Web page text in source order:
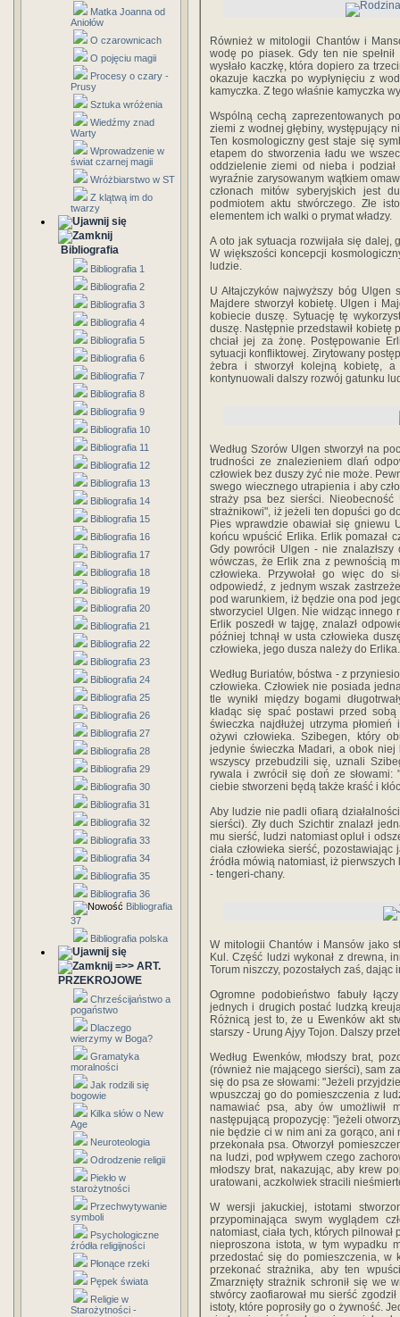
Matka Joanna od
Aniołów
O czarownicach
O pojęciu magii
Procesy o czary -
Prusy
Sztuka wróżenia
Wiedźmy znad
Warty
Wprowadzenie w
świat czarnej magii
Wróżbiarstwo w ST
Z klątwą im do
twarzy
Bibliografia
Bibliografia 1
Bibliografia 2
Bibliografia 3
Bibliografia 4
Bibliografia 5
Bibliografia 6
Bibliografia 7
Bibliografia 8
Bibliografia 9
Bibliografia 10
Bibliografia 11
Bibliografia 12
Bibliografia 13
Bibliografia 14
Bibliografia 15
Bibliografia 16
Bibliografia 17
Bibliografia 18
Bibliografia 19
Bibliografia 20
Bibliografia 21
Bibliografia 22
Bibliografia 23
Bibliografia 24
Bibliografia 25
Bibliografia 26
Bibliografia 27
Bibliografia 28
Bibliografia 29
Bibliografia 30
Bibliografia 31
Bibliografia 32
Bibliografia 33
Bibliografia 34
Bibliografia 35
Bibliografia 36
Bibliografia
37
Bibliografia polska
=>> ART.
PRZEKROJOWE
Chrześcijaństwo a
pogaństwo
Dlaczego
wierzymy w Boga?
Gramatyka
moralności
Jak rodzili się
bogowie
Kilka słów o New
Age
Neuroteologia
Odrodzenie religii
Piekło w
starożytności
Przechwytywanie
symboli
Psychologiczne
źródła religijności
Płonące rzeki
Pępek świata
Religie w
Starożytności -
Również w mitologii Chantów i
wodę po piasek. Gdy ten nie
wysłało kaczkę, która dopiero za
okazuje kaczka po wypłynięciu z
kamyczka. Z tego właśnie kamyczka
Wspólną cechą zaprezentowanych
ziemi z wodnej głębiny, występujący
Ten kosmologiczny gest staje się
etapem do stworzenia ładu we
oddzielenie ziemi od nieba i podział
wyraźnie zarysowanym wątkiem
członach mitów syberyjskich jest
podmiotem aktu stwórczego. Złe
elementem ich walki o prymat władzy.
A oto jak sytuacja rozwijała się
W większości koncepcji
ludzie.
U Ałtajczyków najwyższy bóg Ulgen
Majdere stworzył kobietę. Ulgen i
kobiecie duszę. Sytuację tę
duszę. Następnie przedstawił kobietę
chciał jej za żonę. Postępowanie
sytuacji konfliktowej. Zirytowany
żebra i stworzył kolejną kobietę,
kontynuowali dalszy rozwój gatunku
Według Szorów Ulgen stworzył na
trudności ze znalezieniem dlań
człowiek bez duszy żyć nie może.
swego wiecznego utrapienia i aby
straży psa bez sierści. Nieobecność
strażnikowi", iż jeżeli ten dopuści go
Pies wprawdzie obawiał się gniewu
końcu wpuścić Erlika. Erlik pomazał
Gdy powrócił Ulgen - nie
wówczas, że Erlik zna z pewnością
człowieka. Przywołał go więc do
odpowiedź, z jednym wszak
pod warunkiem, iż będzie ona pod
stworzyciel Ulgen. Nie widząc innego
Erlik poszedł w tajgę, znalazł
później tchnął w usta człowieka
człowieka, jego dusza należy do Erlika.
Według Buriatów, bóstwa - z
człowieka. Człowiek nie posiada
tle wynikł między bogami
kładąc się spać postawi przed
świeczka najdłużej utrzyma
ożywi człowieka. Szibegen, który
jedynie świeczka Madari, a obok niej
wszyscy przebudzili się, uznali
rywala i zwrócił się doń ze
ciebie stworzeni będą także kraść i
Aby ludzie nie padli ofiarą
sierści). Zły duch Szichtir znalazł
mu sierść, ludzi natomiast opluł i
ciała człowieka sierść,
źródła mówią natomiast, iż
- tengeri-chany.
W mitologii Chantów i Mansów jako
Kul. Część ludzi wykonał z drewna,
Torum niszczy, pozostałych zaś, dając
Ogromne podobieństwo fabuły
jednych i drugich postać ludzką
Różnicą jest to, że u Ewenków akt
starszy - Urung Ajyy Tojon. Dalszy
Według Ewenków, młodszy brat,
(również nie mającego sierści), sam
się do psa ze słowami: "Jeżeli
wpuszczaj go do pomieszczenia z
namawiać psa, aby ów umożliwił
następującą propozycję: "jeżeli
nie będzie ci w nim ani za gorąco, ani
przekonała psa. Otworzył
na ludzi, pod wpływem czego
młodszy brat, nakazując, aby krew
uratowani, aczkolwiek stracili
W wersji jakuckiej, istotami
przypominająca swym wyglądem
natomiast, ciała tych, których
nieproszona istota, w tym wypadku
przedostać się do pomieszczenia, w
przekonać strażnika, aby ten
Zmarznięty strażnik schronił się we
stwórcy zaofiarował mu sierść
istoty, które poprosiły go o żywność.